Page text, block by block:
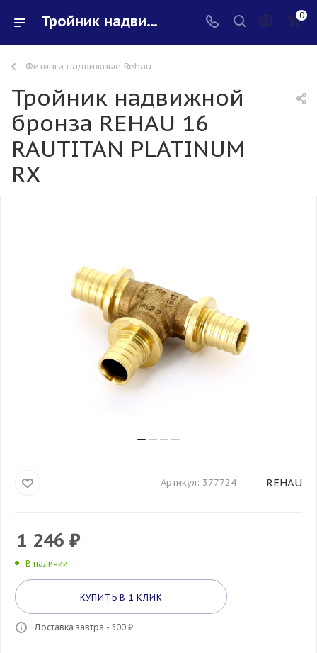
Тройник надвижной бронза REHAU 16 RAUTITAN PLATINUM RX - купить в интернет-магазине Santeh-svar 0
Фитинги надвижные Rehau
Тройник надвижной
бронза REHAU 16
RAUTITAN PLATINUM
RX
Артикул: 377724 REHAU
1 246 ₽
В наличии
КУПИТЬ В 1 КЛИК
Доставка завтра - 500 ₽